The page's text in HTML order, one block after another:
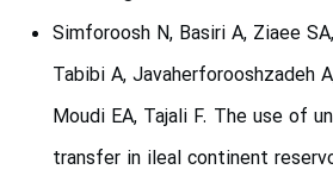
Simforoosh N, Basiri A, Ziaee
Tabibi A, Javaherforooshzadeh
Moudi EA, Tajali F. The use of
transfer in ileal continent